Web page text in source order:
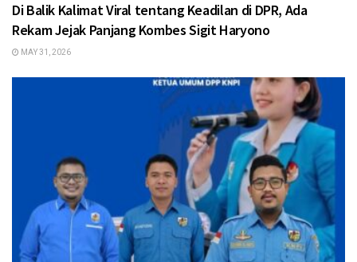
Di Balik Kalimat Viral tentang Keadilan di DPR, Ada
Rekam Jejak Panjang Kombes Sigit Haryono
MAY 31, 2026